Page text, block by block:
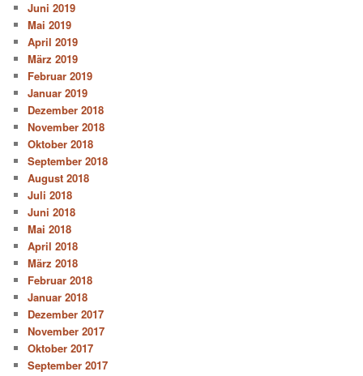
Juni 2019
Mai 2019
April 2019
März 2019
Februar 2019
Januar 2019
Dezember 2018
November 2018
Oktober 2018
September 2018
August 2018
Juli 2018
Juni 2018
Mai 2018
April 2018
März 2018
Februar 2018
Januar 2018
Dezember 2017
November 2017
Oktober 2017
September 2017